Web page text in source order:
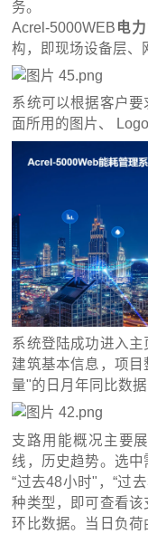
务。
Acrel-5000WEB 电
构，即现场设备层、
系统可以根据客户
面所用的图片、
系统登陆成功进入主
建筑基本信息，项目
量"的日月年同比数
支路用能概况主要
线，历史趋势。选
“过去48小时"，“过
种类型，即可查看
环比数据。当日负